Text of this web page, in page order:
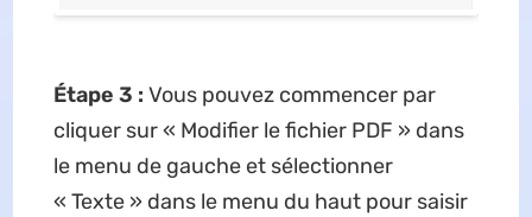
Étape 3 : Vous pouvez commencer par
cliquer sur « Modifier le fichier PDF » dans
le menu de gauche et sélectionner
« Texte » dans le menu du haut pour saisir